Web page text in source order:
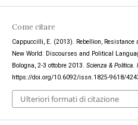
Come citare
Cappuccilli, E. (2013). Rebellion, Resistance
New World: Discourses and Political
Bologna, 2-3 ottobre 2013. Scienza & Politica.
https://doi.org/10.6092/issn.1825-9618/
Ulteriori formati di citazione